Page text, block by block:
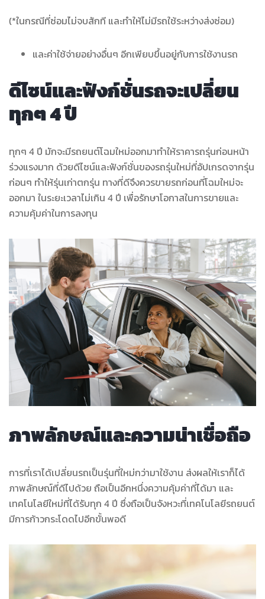
(*ในกรณีที่ซ่อมไม่จบสักที และทำให้ไม่มีรถใช้ระหว่างส่งซ่อม)
และค่าใช้จ่ายอย่างอื่นๆ อีกเพียบขึ้นอยู่กับการใช้งานรถ
ดีไซน์และฟังก์ชั่นรถจะเปลี่ยน
ทุกๆ 4 ปี
ทุกๆ 4 ปี มักจะมีรถยนต์โฉมใหม่ออกมาทำให้ราคารถรุ่นก่อนหน้า
ร่วงแรงมาก ด้วยดีไซน์และฟังก์ชั่นของรถรุ่นใหม่ที่อัปเกรดจากรุ่น
ก่อนๆ ทำให้รุ่นเก่าตกรุ่น ทางที่ดีจึงควรขายรถก่อนที่โฉมใหม่จะ
ออกมา ในระยะเวลาไม่เกิน 4 ปี เพื่อรักษาโอกาสในการขายและ
ความคุ้มค่าในการลงทุน
ภาพลักษณ์และความน่าเชื่อถือ
การที่เราได้เปลี่ยนรถเป็นรุ่นที่ใหม่กว่ามาใช้งาน ส่งผลให้เราก็ได้
ภาพลักษณ์ที่ดีไปด้วย ถือเป็นอีกหนึ่งความคุ้มค่าที่ได้มา และ
เทคโนโลยีใหม่ที่ได้รับทุก 4 ปี ซึ่งถือเป็นจังหวะที่เทคโนโลยีรถยนต์
มีการก้าวกระโดดไปอีกขั้นพอดี